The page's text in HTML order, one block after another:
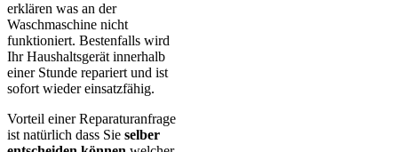
erklären was an der
Waschmaschine nicht
funktioniert. Bestenfalls wird
Ihr Haushaltsgerät innerhalb
einer Stunde repariert und ist
sofort wieder einsatzfähig.
Vorteil einer Reparaturanfrage
ist natürlich dass Sie selber